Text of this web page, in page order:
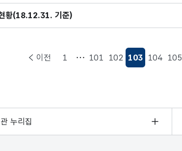
황(18.12.31. 기준)
이전 1 101 102
현재페이지
103 104 105
누리집